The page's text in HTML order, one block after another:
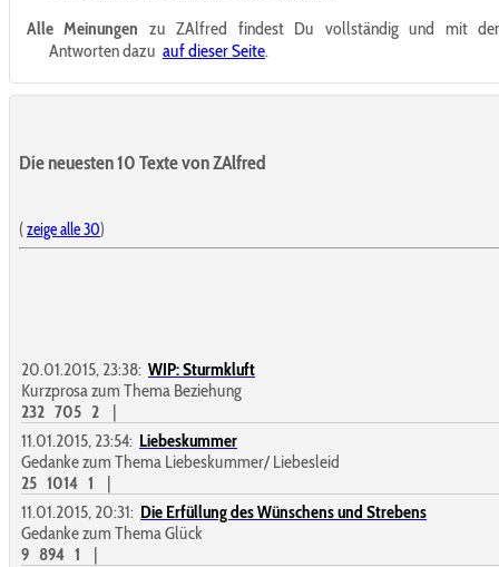
Alle Meinungen zu ZAlfred findest Du vollständig und mit
Antworten dazu auf dieser Seite.
Die neuesten 10 Texte von ZAlfred
(zeige alle 30)
20.01.2015, 23:38: WIP: Sturmkluft
Kurzprosa zum Thema Beziehung
232 705 2
|
11.01.2015, 23:54: Liebeskummer
Gedanke zum Thema Liebeskummer/ Liebesleid
25 1014 1
|
11.01.2015, 20:31: Die Erfüllung des Wünschens und Strebens
Gedanke zum Thema Glück
9 894 1
|